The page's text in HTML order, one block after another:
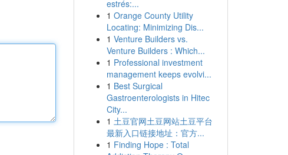
estrés:...
1 Orange County Utility
Locating: Minimizing Dis...
1 Venture Builders vs.
Venture Builders : Which...
1 Professional investment
management keeps evolvi...
1 Best Surgical
Gastroenterologists in Hitec
City...
1 土豆官网土豆网站土豆平台
最新入口链接地址：官方...
1 Finding Hope : Total